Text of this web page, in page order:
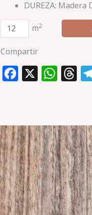
DUREZA: Madera
m2
Compartir
Facebook
X